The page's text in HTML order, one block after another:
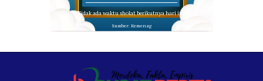
Tidak ada waktu sholat berikutnya hari ini.
Sumber: Kemenag